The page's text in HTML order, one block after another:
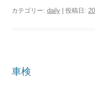
カテゴリー: daily | 投稿日:
車検